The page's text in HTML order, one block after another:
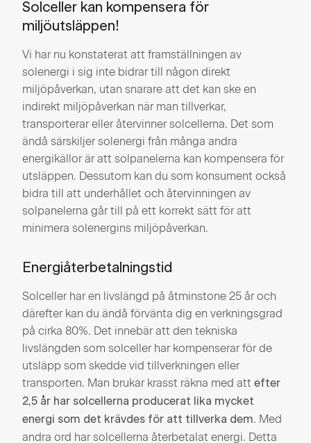
Solceller kan kompensera för
miljöutsläppen!
Vi har nu konstaterat att framställningen av
solenergi i sig inte bidrar till någon direkt
miljöpåverkan, utan snarare att det kan ske en
indirekt miljöpåverkan när man tillverkar,
transporterar eller återvinner solcellerna. Det som
ändå särskiljer solenergi från många andra
energikällor är att solpanelerna kan kompensera för
utsläppen. Dessutom kan du som konsument också
bidra till att underhållet och återvinningen av
solpanelerna går till på ett korrekt sätt för att
minimera solenergins miljöpåverkan.
Energiåterbetalningstid
Solceller har en livslängd på åtminstone 25 år och
därefter kan du ändå förvänta dig en verkningsgrad
på cirka 80%. Det innebär att den tekniska
livslängden som solceller har kompenserar för de
utsläpp som skedde vid tillverkningen eller
transporten. Man brukar krasst räkna med att efter
2,5 år har solcellerna producerat lika mycket
energi som det krävdes för att tillverka dem. Med
andra ord har solcellerna återbetalat energi. Detta